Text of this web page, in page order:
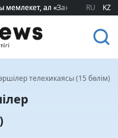
ал «Заң және
ал «Заң жәнеRU KZ
телехикаясы (15 бөлім)